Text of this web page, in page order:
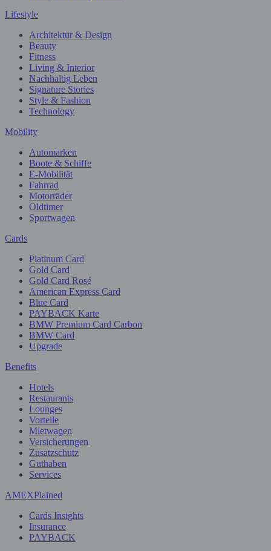
Lifestyle
Architektur & Design
Beauty
Fitness
Living & Interior
Nachhaltig Leben
Signature Stories
Style & Fashion
Technology
Mobility
Automarken
Boote & Schiffe
E-Mobilität
Fahrrad
Motorräder
Oldtimer
Sportwagen
Cards
Platinum Card
Gold Card
Gold Card Rosé
American Express Card
Blue Card
PAYBACK Karte
BMW Premium Card Carbon
BMW Card
Upgrade
Benefits
Hotels
Restaurants
Lounges
Vorteile
Mietwagen
Versicherungen
Zusatzschutz
Guthaben
Services
AMEXPlained
Cards Insights
Insurance
PAYBACK